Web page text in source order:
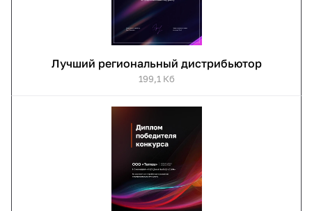
Лучший региональный дистрибьютор
199,1 Кб